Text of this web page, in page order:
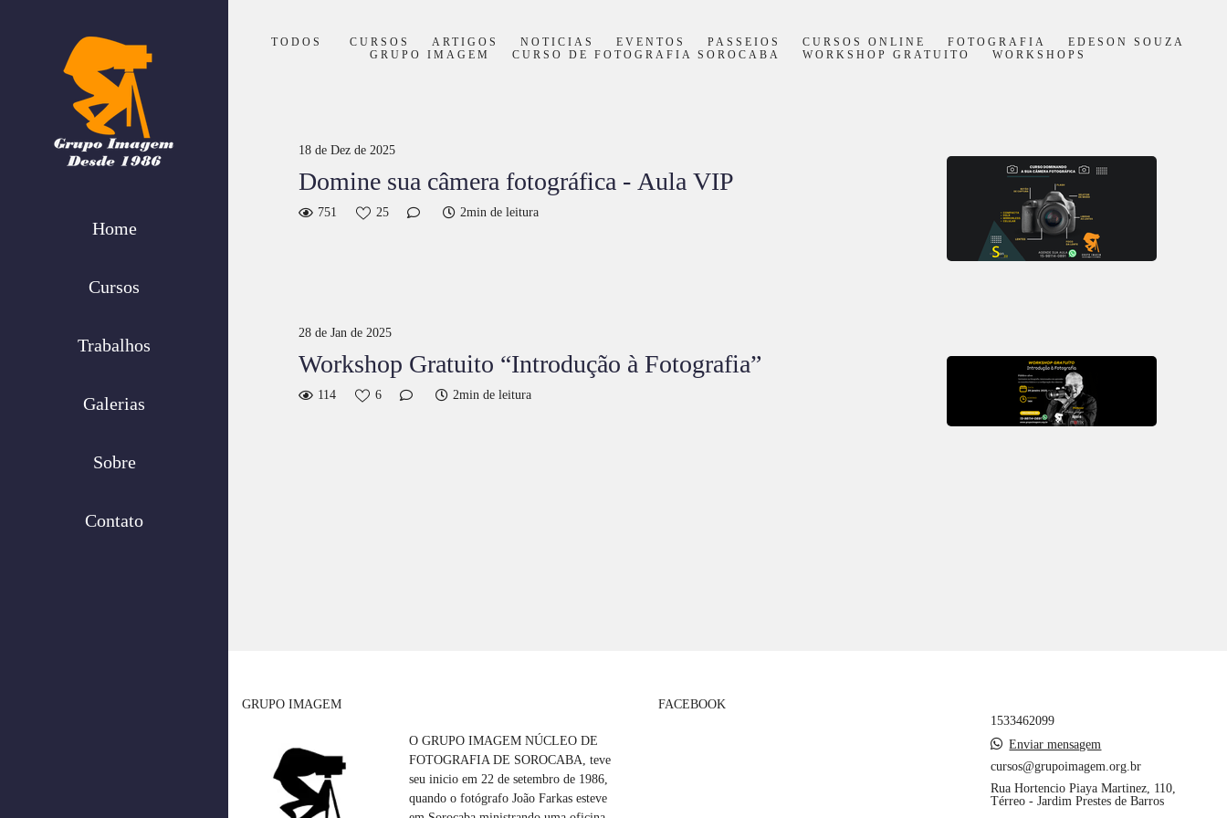
Home
Cursos
Trabalhos
Galerias
Sobre
Contato
TODOS CURSOS ARTIGOS NOTICIAS EVENTOS PASSEIOS CURSOS ONLINE FOTOGRAFIA
EDESON SOUZA
GRUPO IMAGEM
CURSO DE FOTOGRAFIA SOROCABA WORKSHOP GRATUITO WORKSHOPS
18 de Dez de 2025
Domine sua câmera fotográfica - Aula VIP
751 25 2min de leitura
28 de Jan de 2025
Workshop Gratuito “Introdução à Fotografia”
114 6 2min de leitura
GRUPO IMAGEM
O GRUPO IMAGEM NÚCLEO DE
FOTOGRAFIA DE SOROCABA, teve
seu inicio em 22 de setembro de 1986,
quando o fotógrafo João Farkas esteve
FACEBOOK
1533462099
Enviar mensagem
cursos@grupoimagem.org.br
Rua Hortencio Piaya Martinez, 110,
Térreo - Jardim Prestes de Barros